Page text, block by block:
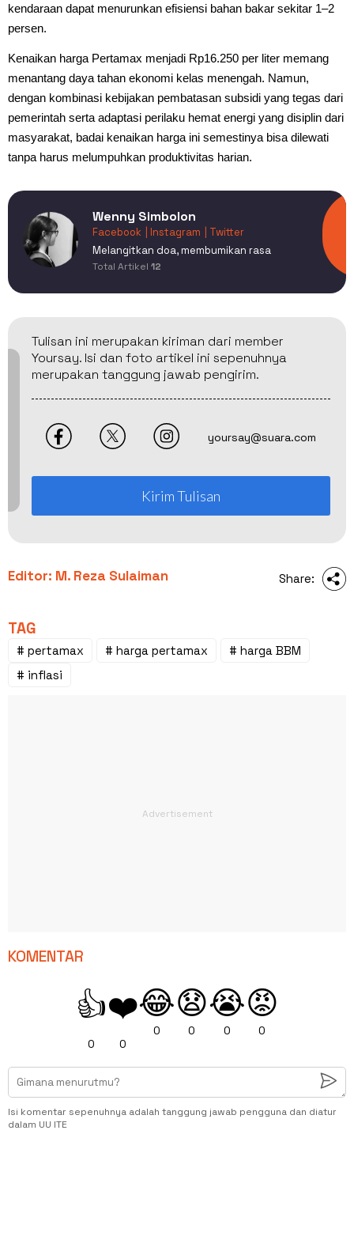
kendaraan dapat menurunkan efisiensi bahan bakar sekitar 1–2
persen.
Kenaikan harga Pertamax menjadi Rp16.250 per liter memang
menantang daya tahan ekonomi kelas menengah. Namun,
dengan kombinasi kebijakan pembatasan subsidi yang tegas dari
pemerintah serta adaptasi perilaku hemat energi yang disiplin dari
masyarakat, badai kenaikan harga ini semestinya bisa dilewati
tanpa harus melumpuhkan produktivitas harian.
Wenny Simbolon
Facebook | Instagram
| Twitter
Melangitkan doa, membumikan rasa
Total Artikel 12
Tulisan ini merupakan kiriman dari member
Yoursay. Isi dan foto artikel ini sepenuhnya
merupakan tanggung jawab pengirim.
yoursay@suara.com
Kirim Tulisan
Editor: M. Reza Sulaiman Share:
TAG
# pertamax # harga pertamax
# harga BBM
# inflasi
KOMENTAR
👍
0
❤️
0
😂
0
😧
0
😭
0
😡
0
Isi komentar sepenuhnya adalah tanggung jawab pengguna dan diatur
dalam UU ITE